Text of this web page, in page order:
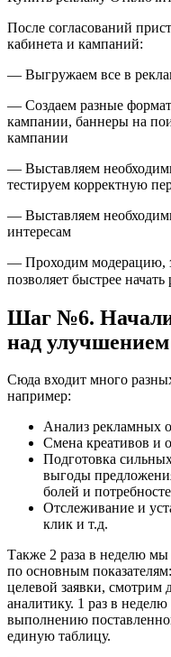
После согласований
кабинета и кампаний:
— Выгружаем все в
— Создаем разные
кампании, баннеры на
кампании
— Выставляем
тестируем корректную
— Выставляем
интересам
— Проходим модерацию,
позволяет быстрее
Шаг №6. Начали
над
Сюда входит много
например:
Анализ рекламных
Смена креативов и
Подготовка
выгоды
болей и
Отслеживание и
клик и т.д.
Также 2 раза в неделю мы
по основным
целевой заявки, смотрим
аналитику. 1 раз в
выполнению
единую таблицу.